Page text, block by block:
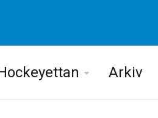
Arkiv